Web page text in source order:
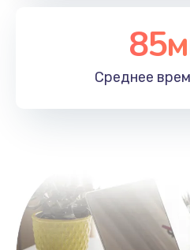
600
Чистка
990
Среднее